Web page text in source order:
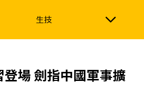
生技
登場 劍指中國軍事擴